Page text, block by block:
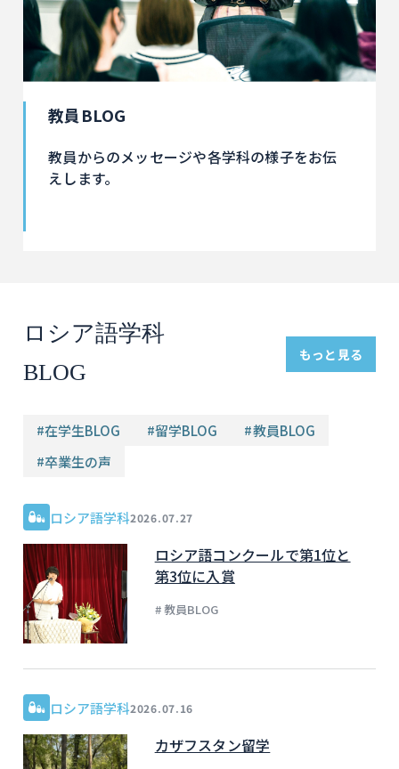
教員BLOG
教員からのメッセージや各学科の様子をお伝
えします。
ロシア語学科
BLOG
もっと見る
#在学生BLOG #留学BLOG #教員BLOG
#卒業生の声
ロシア語学科2026.07.27
ロシア語コンクールで第1位と
第3位に入賞
# 教員BLOG
ロシア語学科2026.07.16
カザフスタン留学